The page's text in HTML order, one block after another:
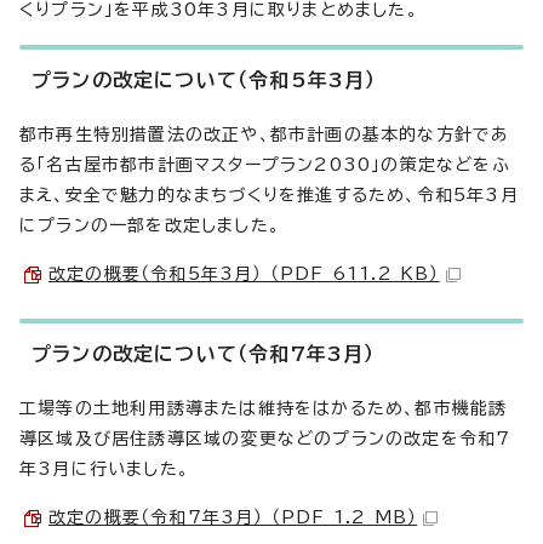
くりプラン」を平成30年3月に取りまとめました。
プランの改定について（令和5年3月）
都市再生特別措置法の改正や、都市計画の基本的な方針であ
る「名古屋市都市計画マスタープラン2030」の策定などをふ
まえ、安全で魅力的なまちづくりを推進するため、令和5年3月
にプランの一部を改定しました。
改定の概要（令和5年3月） （PDF 611.2 KB）
プランの改定について（令和7年3月）
工場等の土地利用誘導または維持をはかるため、都市機能誘
導区域及び居住誘導区域の変更などのプランの改定を令和7
年3月に行いました。
改定の概要（令和7年3月） （PDF 1.2 MB）